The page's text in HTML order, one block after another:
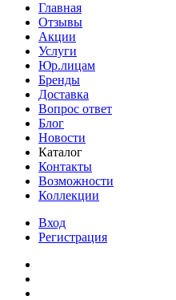
Главная
Отзывы
Акции
Услуги
Юр.лицам
Бренды
Доставка
Вопрос ответ
Блог
Новости
Каталог
Контакты
Возможности
Коллекции
Вход
Регистрация